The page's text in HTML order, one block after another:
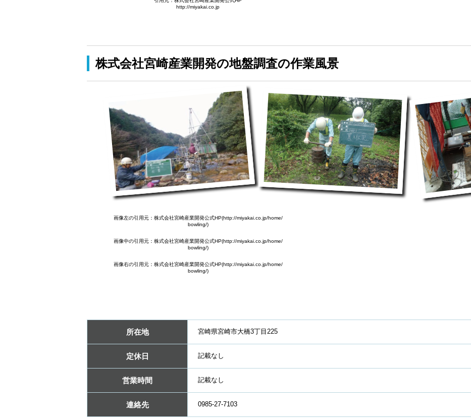
http://miyakai.co.jp
株式会社宮崎産業開発の地盤調査の作業風景
画像左の引用元：株式会社宮崎産業開発公式HP(http://miyakai.co.jp/home/
bowling/)
画像中の引用元：株式会社宮崎産業開発公式HP(http://miyakai.co.jp/home/
bowling/)
画像右の引用元：株式会社宮崎産業開発公式HP(http://miyakai.co.jp/home/
bowling/)
所在地 宮崎県宮崎市大橋3丁目225
定休日 記載なし
営業時間 記載なし
連絡先 0985-27-7103